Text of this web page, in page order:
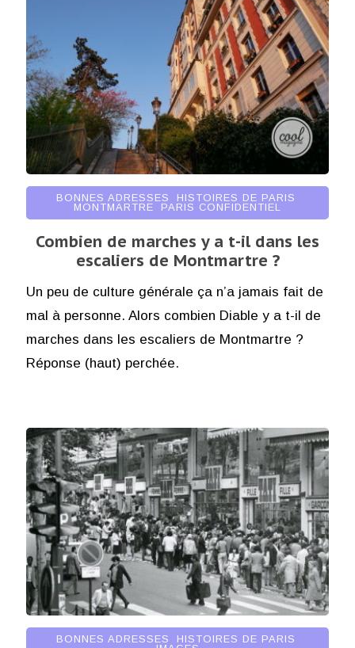
BONNES ADRESSES , HISTOIRES DE PARIS ,
MONTMARTRE, PARIS CONFIDENTIEL
Combien de marches y a t-il dans les
escaliers de Montmartre ?
Un peu de culture générale ça n’a jamais fait de
mal à personne. Alors combien Diable y a t-il de
marches dans les escaliers de Montmartre ?
Réponse (haut) perchée.
BONNES ADRESSES , HISTOIRES DE PARIS ,